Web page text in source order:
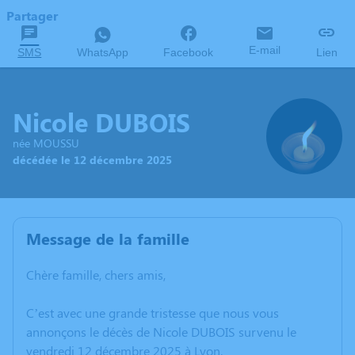
Partager
SMS WhatsApp Facebook E-mail Lien
Nicole DUBOIS
née MOUSSU
décédée le 12 décembre 2025
Message de la famille
Chère famille, chers amis,
C’est avec une grande tristesse que nous vous
annonçons le décès de Nicole DUBOIS survenu le
vendredi 12 décembre 2025 à Lyon.